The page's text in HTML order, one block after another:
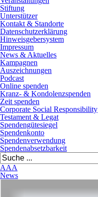
Stiftung
Unterstützer
Kontakt & Standorte
Datenschutzerklärung
Hinweisgebersystem
Impressum
News & Aktuelles
Kampagnen
Auszeichnungen
Podcast
Online spenden
Kranz- & Kondolenzspenden
Zeit spenden
Corporate Social Responsibility
Testament & Legat
Spendengütesiegel
Spendenkonto
Spendenverwendung
Spendenabsetzbarkeit
AAA
News